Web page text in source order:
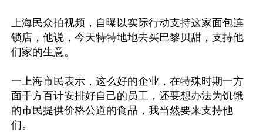
上海民众拍视频，自曝以实际行动支持这家面包连
锁店，他说，今天特特地地去买巴黎贝甜，支持他
们家的生意。
一上海市民表示，这么好的企业，在特殊时期一方
面千方百计安排好自己的员工，还要想办法为饥饿
的市民提供价格公道的食品，我当然要来支持他
们。